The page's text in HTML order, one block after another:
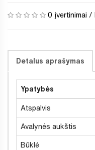
0 įvertinimai /
Detalus aprašymas
Ypatybės
Atspalvis
Avalynės aukštis
Būklė